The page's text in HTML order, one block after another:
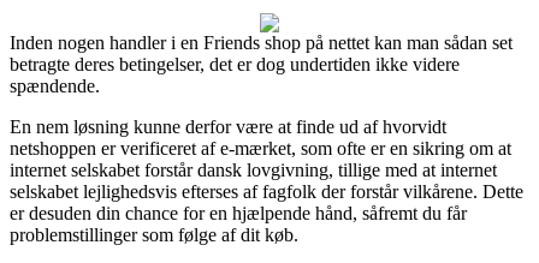
Inden nogen handler i en Friends shop på nettet kan man sådan set
betragte deres betingelser, det er dog undertiden ikke videre
spændende.
En nem løsning kunne derfor være at finde ud af hvorvidt
netshoppen er verificeret af e-mærket, som ofte er en sikring om at
internet selskabet forstår dansk lovgivning, tillige med at internet
selskabet lejlighedsvis efterses af fagfolk der forstår vilkårene. Dette
er desuden din chance for en hjælpende hånd, såfremt du får
problemstillinger som følge af dit køb.